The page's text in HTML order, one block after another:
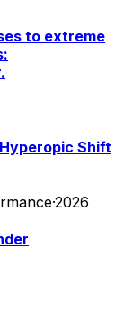
to extreme
Shift
·2026